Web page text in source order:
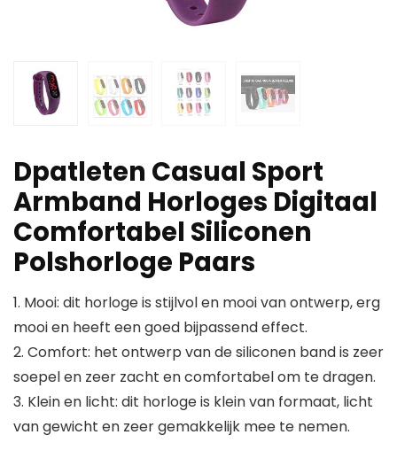
Dpatleten Casual Sport
Armband Horloges Digitaal
Comfortabel Siliconen
Polshorloge Paars
1. Mooi: dit horloge is stijlvol en mooi van ontwerp, erg
mooi en heeft een goed bijpassend effect.
2. Comfort: het ontwerp van de siliconen band is zeer
soepel en zeer zacht en comfortabel om te dragen.
3. Klein en licht: dit horloge is klein van formaat, licht
van gewicht en zeer gemakkelijk mee te nemen.